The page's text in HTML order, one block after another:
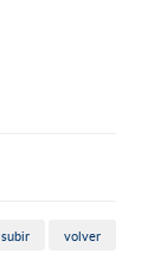
subir volver